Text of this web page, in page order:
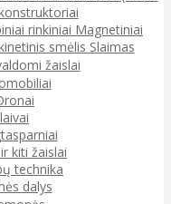
rinkiniai Magnetiniai
smėlis Slaimas
žaislai
kiti žaislai
technika
dalys